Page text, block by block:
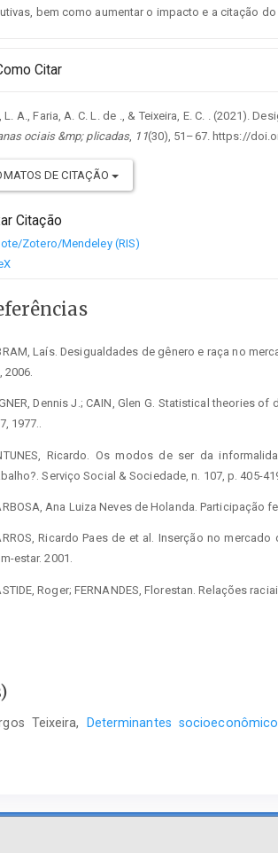
bem como aumentar o impacto e a citação
Citar
L. A., Faria, A. C. L. de ., & Teixeira, E. C. . (2021).
ociais &mp; plicadas, 11(30), 51–67. https://
DE CITAÇÃO
Citação
Zotero/Mendeley (RIS)
Laís. Desigualdades de gênero e raça no
2006.
Dennis J.; CAIN, Glen G. Statistical theories
1977..
Ricardo. Os modos de ser da
Serviço Social & Sociedade, n. 107, p. 405-
Ana Luiza Neves de Holanda. Participação
Ricardo Paes de et al. Inserção no
estar. 2001.
Roger; FERNANDES, Florestan. Relações
Sociological Review, p. 612-633, 1995.
Olivier. Macroeconomia. 5ª edição. 2011.
Teixeira, Determinantes